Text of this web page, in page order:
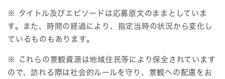
※ タイトル及びエピソードは応募原文のままとしていま
す。また、時間の経過により、指定当時の状況から変化し
ているものもあります。
※ これらの景観資源は地域住民等により保全されています
ので、訪れる際は社会的ルールを守り、景観への配慮をお